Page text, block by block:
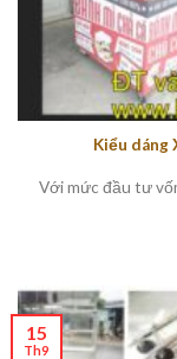
Kiểu dáng
Với mức đầu tư
15
Th9